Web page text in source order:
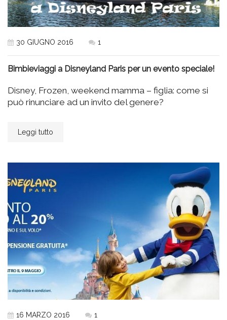
30 GIUGNO 2016 1
Bimbieviaggi a Disneyland Paris per un evento speciale!
Disney, Frozen, weekend mamma – figlia: come si
può rinunciare ad un invito del genere?
Leggi tutto
16 MARZO 2016 1